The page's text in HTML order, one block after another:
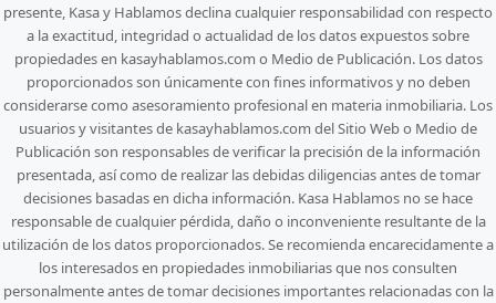
presente, Kasa y Hablamos declina cualquier responsabilidad con respecto
a la exactitud, integridad o actualidad de los datos expuestos sobre
propiedades en kasayhablamos.com o Medio de Publicación. Los datos
proporcionados son únicamente con fines informativos y no deben
considerarse como asesoramiento profesional en materia inmobiliaria. Los
usuarios y visitantes de kasayhablamos.com del Sitio Web o Medio de
Publicación son responsables de verificar la precisión de la información
presentada, así como de realizar las debidas diligencias antes de tomar
decisiones basadas en dicha información. Kasa Hablamos no se hace
responsable de cualquier pérdida, daño o inconveniente resultante de la
utilización de los datos proporcionados. Se recomienda encarecidamente a
los interesados en propiedades inmobiliarias que nos consulten
personalmente antes de tomar decisiones importantes relacionadas con la